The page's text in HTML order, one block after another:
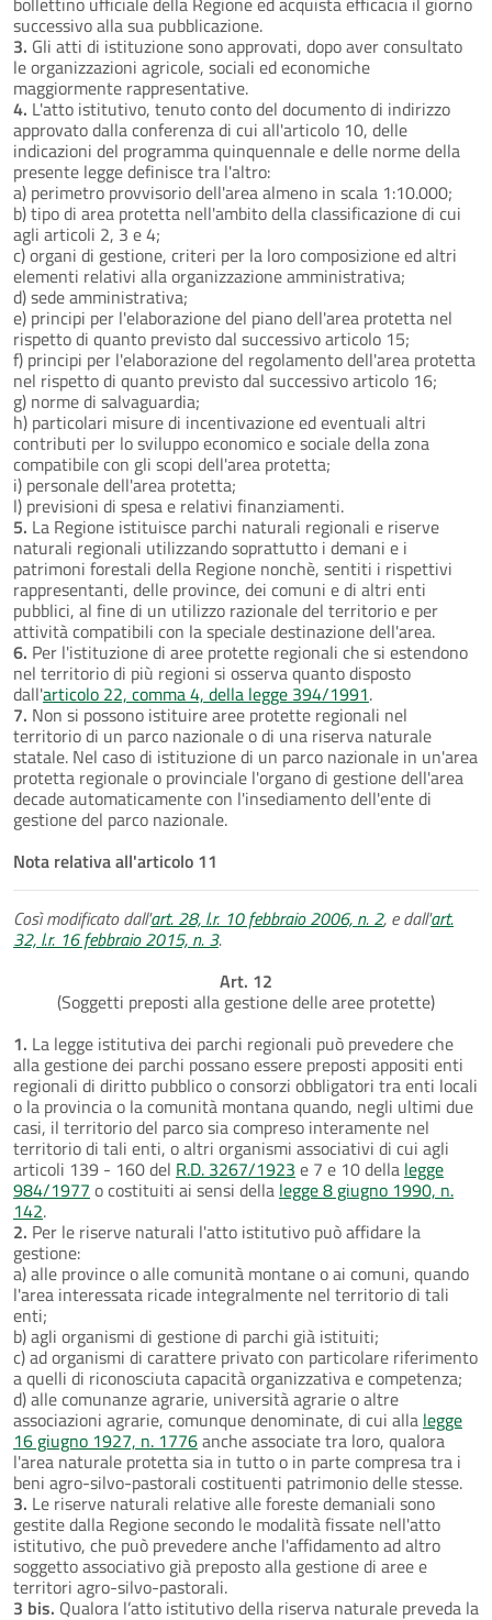
successivo alla sua pubblicazione.
3. Gli atti di istituzione sono approvati, dopo aver consultato
le organizzazioni agricole, sociali ed economiche
maggiormente rappresentative.
4. L'atto istitutivo, tenuto conto del documento di indirizzo
approvato dalla conferenza di cui all'articolo 10, delle
indicazioni del programma quinquennale e delle norme della
presente legge definisce tra l'altro:
a) perimetro provvisorio dell'area almeno in scala 1:10.000;
b) tipo di area protetta nell'ambito della classificazione di cui
agli articoli 2, 3 e 4;
c) organi di gestione, criteri per la loro composizione ed altri
elementi relativi alla organizzazione amministrativa;
d) sede amministrativa;
e) principi per l'elaborazione del piano dell'area protetta nel
rispetto di quanto previsto dal successivo articolo 15;
f) principi per l'elaborazione del regolamento dell'area protetta
nel rispetto di quanto previsto dal successivo articolo 16;
g) norme di salvaguardia;
h) particolari misure di incentivazione ed eventuali altri
contributi per lo sviluppo economico e sociale della zona
compatibile con gli scopi dell'area protetta;
i) personale dell'area protetta;
l) previsioni di spesa e relativi finanziamenti.
5. La Regione istituisce parchi naturali regionali e riserve
naturali regionali utilizzando soprattutto i demani e i
patrimoni forestali della Regione nonchè, sentiti i rispettivi
rappresentanti, delle province, dei comuni e di altri enti
pubblici, al fine di un utilizzo razionale del territorio e per
attività compatibili con la speciale destinazione dell'area.
6. Per l'istituzione di aree protette regionali che si estendono
nel territorio di più regioni si osserva quanto disposto
dall'articolo 22, comma 4, della legge 394/1991.
7. Non si possono istituire aree protette regionali nel
territorio di un parco nazionale o di una riserva naturale
statale. Nel caso di istituzione di un parco nazionale in un'area
protetta regionale o provinciale l'organo di gestione dell'area
decade automaticamente con l'insediamento dell'ente di
gestione del parco nazionale.
Nota relativa all'articolo 11
Così modificato dall'art. 28, l.r. 10 febbraio 2006, n. 2, e dall'art.
32, l.r. 16 febbraio 2015, n. 3.
Art. 12
(Soggetti preposti alla gestione delle aree protette)
1. La legge istitutiva dei parchi regionali può prevedere che
alla gestione dei parchi possano essere preposti appositi enti
regionali di diritto pubblico o consorzi obbligatori tra enti locali
o la provincia o la comunità montana quando, negli ultimi due
casi, il territorio del parco sia compreso interamente nel
territorio di tali enti, o altri organismi associativi di cui agli
articoli 139 - 160 del R.D. 3267/1923 e 7 e 10 della legge
984/1977 o costituiti ai sensi della legge 8 giugno 1990, n.
142.
2. Per le riserve naturali l'atto istitutivo può affidare la
gestione:
a) alle province o alle comunità montane o ai comuni, quando
l'area interessata ricade integralmente nel territorio di tali
enti;
b) agli organismi di gestione di parchi già istituiti;
c) ad organismi di carattere privato con particolare riferimento
a quelli di riconosciuta capacità organizzativa e competenza;
d) alle comunanze agrarie, università agrarie o altre
associazioni agrarie, comunque denominate, di cui alla legge
16 giugno 1927, n. 1776anche associate tra loro, qualora
l'area naturale protetta sia in tutto o in parte compresa tra i
beni agro-silvo-pastorali costituenti patrimonio delle stesse.
3. Le riserve naturali relative alle foreste demaniali sono
gestite dalla Regione secondo le modalità fissate nell'atto
istitutivo, che può prevedere anche l'affidamento ad altro
soggetto associativo già preposto alla gestione di aree e
territori agro-silvo-pastorali.
3 bis. Qualora l’atto istitutivo della riserva naturale preveda la